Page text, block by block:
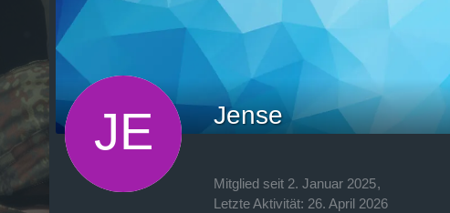
Jense
Mitglied seit 2. Januar 2025
Letzte Aktivität: 26. April 2026